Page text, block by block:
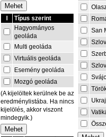
I
Típus szerint
Hagyományos
geoláda
Multi geoláda
Virtuális geoláda
Esemény geoláda
Mozgó geoláda
(A kijelöltek kerülnek be az
eredménylistába. Ha nincs
kijelölés, akkor viszont
mindegyik.)
San